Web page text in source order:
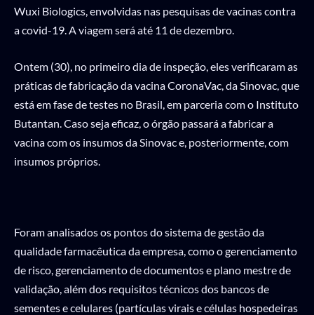
Wuxi Biologics, envolvidas nas pesquisas de vacinas contra
a covid-19. A viagem será até 11 de dezembro.
Ontem (30), no primeiro dia de inspeção, eles verificaram as
práticas de fabricação da vacina CoronaVac, da Sinovac, que
está em fase de testes no Brasil, em parceria com o Instituto
Butantan. Caso seja eficaz, o órgão passará a fabricar a
vacina com os insumos da Sinovac e, posteriormente, com
insumos próprios.
Foram analisados os pontos do sistema de gestão da
qualidade farmacêutica da empresa, como o gerenciamento
de risco, gerenciamento de documentos e plano mestre de
validação, além dos requisitos técnicos dos bancos de
sementes e celulares (partículas virais e células hospedeiras